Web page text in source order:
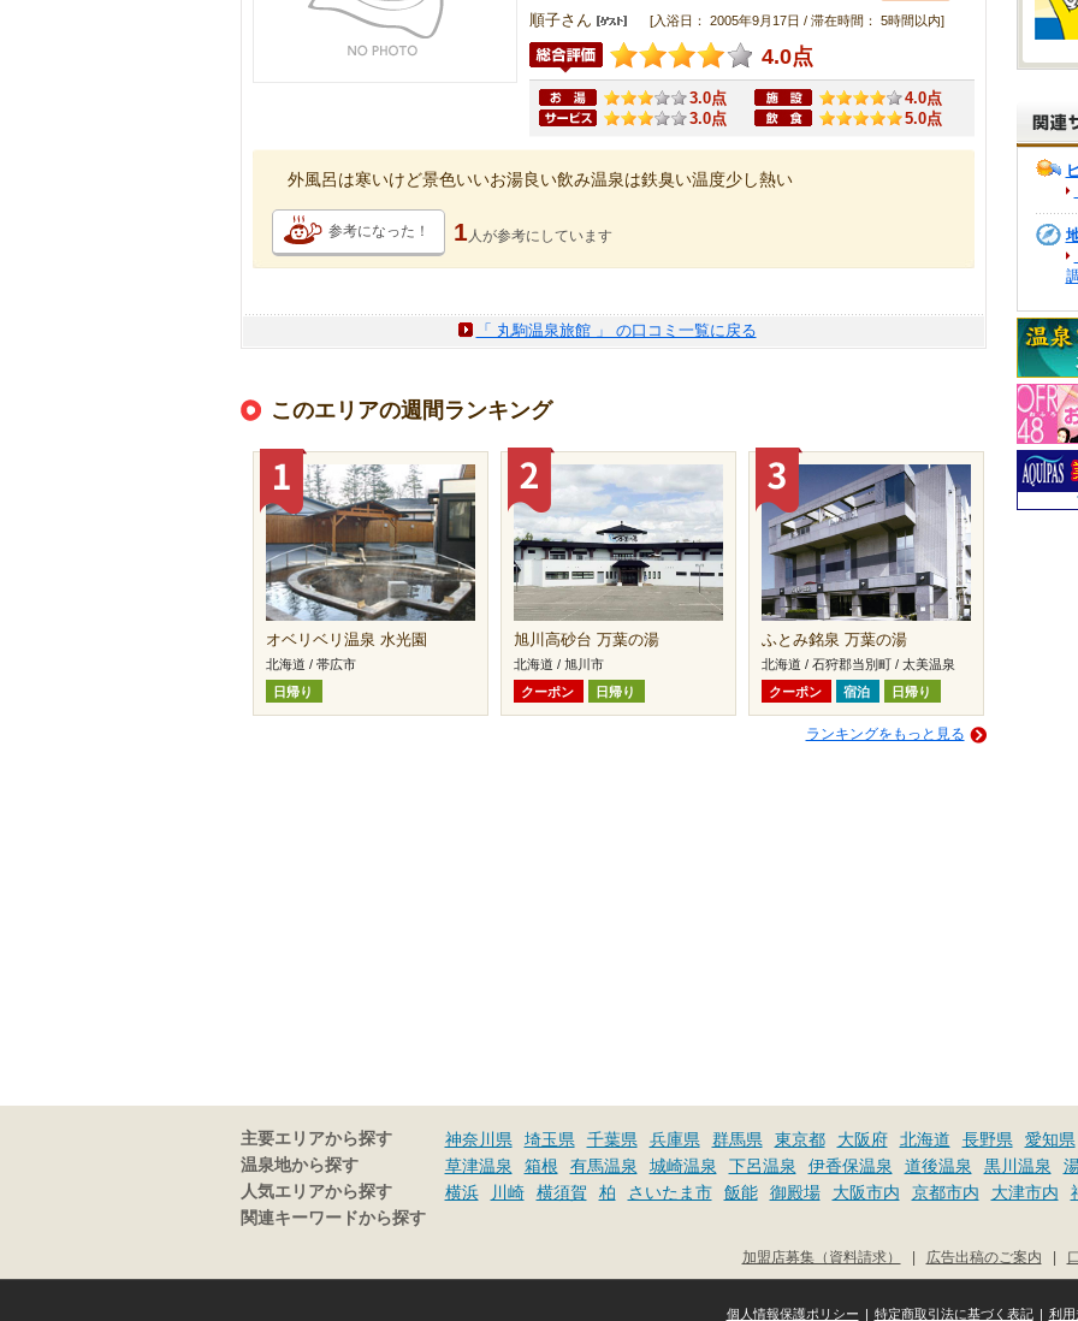
順子さん [入浴日： 2005年9月17日 / 滞在時間： 5時間以内]
4.0点
3.0点
4.0点
3.0点
5.0点
外風呂は寒いけど景色いいお湯良い飲み温泉は鉄臭い温度少し熱い
参考になった！ 1 人が参考にしています
「 丸駒温泉旅館 」 の口コミ一覧に戻る
このエリアの週間ランキング
オベリベリ温泉 水光園
北海道 / 帯広市
日帰り
旭川高砂台 万葉の湯
北海道 / 旭川市
クーポン
日帰り
ふとみ銘泉 万葉の湯
北海道 / 石狩郡当別町 / 太美温泉
クーポン
宿泊 日帰り
ランキングをもっと見る
主要エリアから探す 神奈川県 埼玉県 千葉県 兵庫県 群馬県 東京都 大阪府 北海道 長野県 愛知県
温泉地から探す 草津温泉 箱根 有馬温泉 城崎温泉 下呂温泉 伊香保温泉 道後温泉 黒川温泉
人気エリアから探す 横浜 川崎 横須賀 柏 さいたま市 飯能 御殿場 大阪市内 京都市内 大津市内
関連キーワードから探す
|
広告出稿のご案内
|
加盟店募集（資料請求）
利用
|
特定商取引法に基づく表記
|
個人情報保護ポリシー